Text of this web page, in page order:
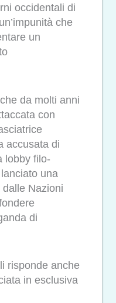
occidentali di
che
un
da molti anni
con
accusata di
lobby filo-
una
Nazioni
di
risponde anche
in esclusiva